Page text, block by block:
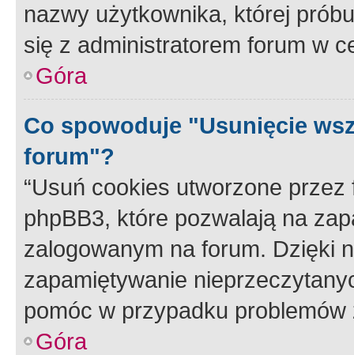
nazwy użytkownika, której
się z administratorem forum w
Góra
Co spowoduje "Usunięcie
forum"?
“Usuń cookies utworzone
phpBB3, które pozwalają na
zalogowanym na forum. Dzięki
zapamiętywanie
pomóc w przypadku
Góra